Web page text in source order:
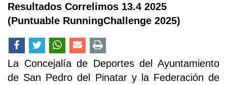
Resultados Correlimos 13.4 2025
(Puntuable RunningChallenge 2025)
La Concejalía de Deportes del Ayuntamiento
de San Pedro del Pinatar y la Federación de